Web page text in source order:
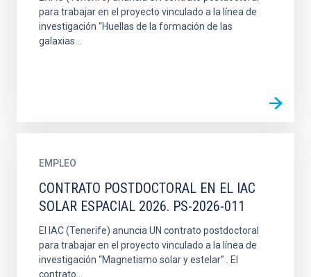
para trabajar en el proyecto vinculado a la línea de
investigación “Huellas de la formación de las
galaxias...
EMPLEO
CONTRATO POSTDOCTORAL EN EL IAC
SOLAR ESPACIAL 2026. PS-2026-011
El IAC (Tenerife) anuncia UN contrato postdoctoral
para trabajar en el proyecto vinculado a la línea de
investigación “Magnetismo solar y estelar” . El
contrato...